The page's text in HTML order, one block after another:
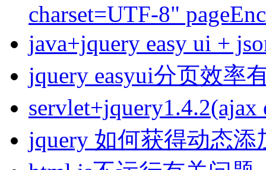
charset=UTF-8"
java+jquery easy ui +
jquery easyui分页效率
jquery 如何获得动态